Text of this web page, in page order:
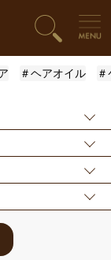
＃ヘアオイル
トリートメント
スタイリング
メンズスタイリン
ケラスターゼ
アリミノ
ミアン フォード
ウェット
しっとり
3001円〜5000円